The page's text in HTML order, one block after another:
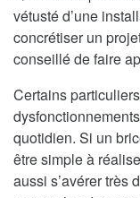
vétusté d’une
concrétiser un
conseillé de faire
Certains
quotidien. Si un
être simple à
aussi s’avérer très